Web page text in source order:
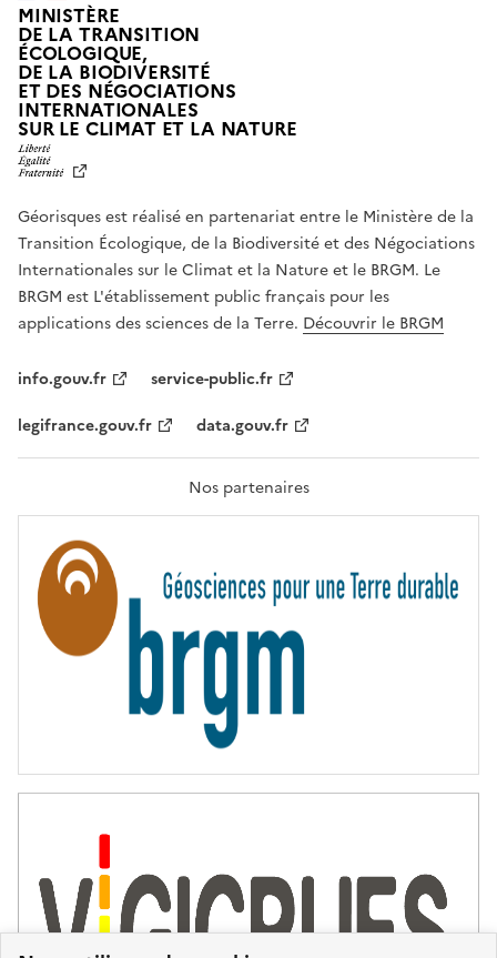
MINISTÈRE
DE LA TRANSITION
ÉCOLOGIQUE,
DE LA BIODIVERSITÉ
ET DES NÉGOCIATIONS
INTERNATIONALES
SUR LE CLIMAT ET LA NATUREL
T
É
,
É
G
A
L
F
A
T
R
T
É
Géorisques est réalisé en partenariat entre le Ministère de la
Transition Écologique, de la Biodiversité et des Négociations
Internationales sur le Climat et la Nature et le BRGM. Le
BRGM est L'établissement public français pour les
applications des sciences de la Terre. Découvrir le BRGM
info.gouv.fr
service-public.fr
legifrance.gouv.fr
data.gouv.fr
Nos partenaires